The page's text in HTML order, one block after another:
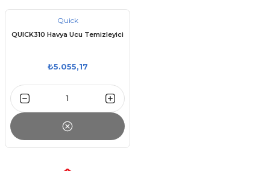
Quick
QUICK310 Havya Ucu Temizleyici
₺5.055,17